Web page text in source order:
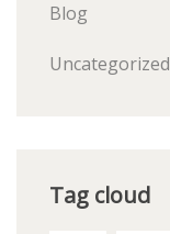
Blog
Uncategorized
Tag cloud